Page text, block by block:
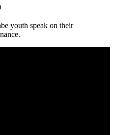
youth speak on their